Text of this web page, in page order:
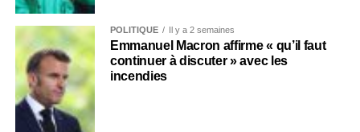
POLITIQUE Il y a 2 semaines
Emmanuel Macron affirme « qu’il faut
continuer à discuter » avec les
incendies